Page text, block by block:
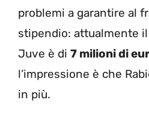
problemi a garantire al
stipendio: attualmente
Juve è di 7 milioni di
l’impressione è che
in più.